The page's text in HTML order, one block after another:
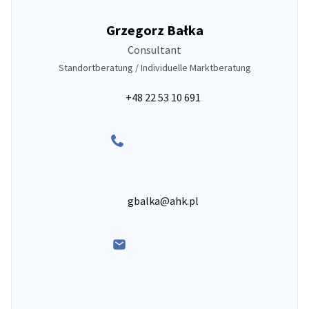
Grzegorz Bałka
Consultant
Standortberatung / Individuelle Marktberatung
+48 22 53 10 691
gbalka@ahk.pl